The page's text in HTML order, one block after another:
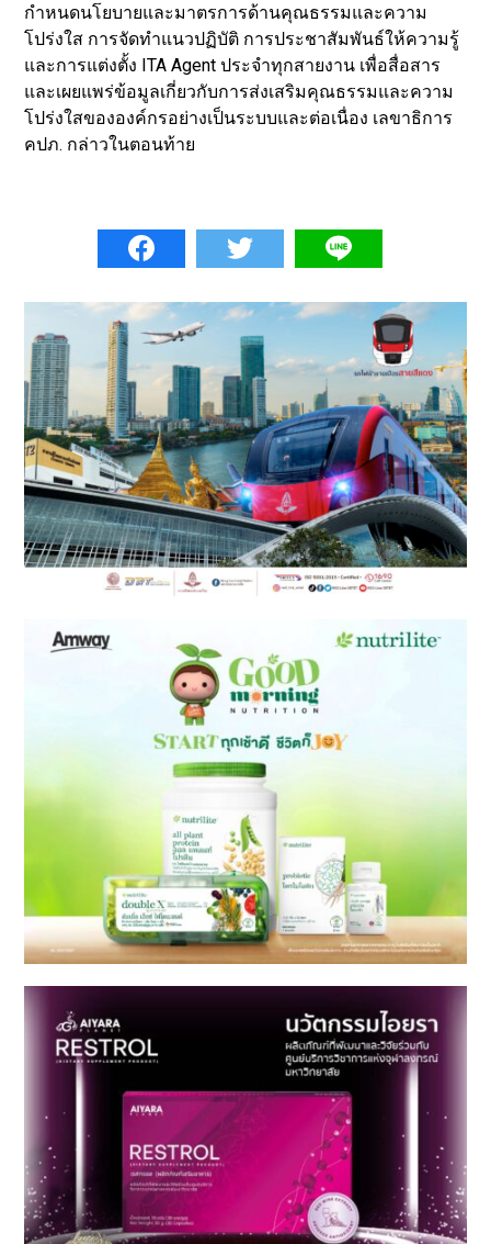
กำหนดนโยบายและมาตรการด้านคุณธรรมและความ
โปร่งใส การจัดทำแนวปฏิบัติ การประชาสัมพันธ์ให้ความรู้
และการแต่งตั้ง ITA Agent ประจำทุกสายงาน เพื่อสื่อสาร
และเผยแพร่ข้อมูลเกี่ยวกับการส่งเสริมคุณธรรมและความ
โปร่งใสขององค์กรอย่างเป็นระบบและต่อเนื่อง เลขาธิการ
คปภ. กล่าวในตอนท้าย